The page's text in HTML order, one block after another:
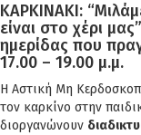
ΚΑΡΚΙΝΑΚΙ:
είναι στο χέρι
ημερίδας που
17.00 – 19.00 μ.μ.
Η Αστική Μη
τον καρκίνο στην
διοργανώνουν